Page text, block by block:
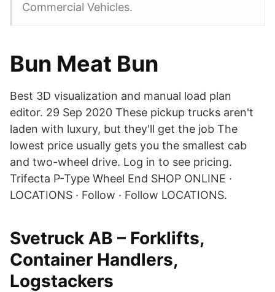
Commercial Vehicles.
Bun Meat Bun
Best 3D visualization and manual load plan
editor. 29 Sep 2020 These pickup trucks aren't
laden with luxury, but they'll get the job The
lowest price usually gets you the smallest cab
and two-wheel drive. Log in to see pricing.
Trifecta P-Type Wheel End SHOP ONLINE ·
LOCATIONS · Follow · Follow LOCATIONS.
Svetruck AB – Forklifts,
Container Handlers,
Logstackers